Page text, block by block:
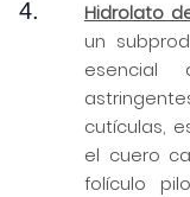
Hidrolato
un
esencial
cutículas,
el cuero
folículo